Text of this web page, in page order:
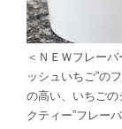
＜ＮＥＷフレー
ッシュいちご”の
の高い、いちご
クティー”フレーバ